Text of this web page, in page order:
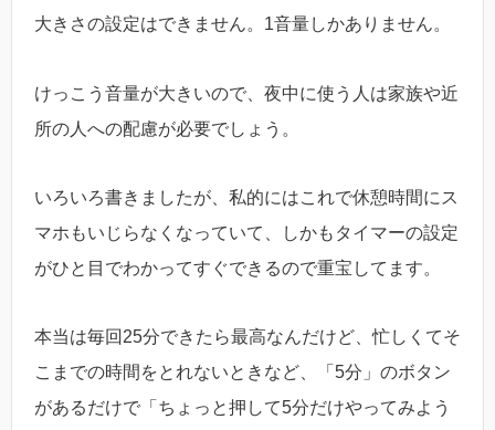
大きさの設定はできません。1音量しかありません。
けっこう音量が大きいので、夜中に使う人は家族や近
所の人への配慮が必要でしょう。
いろいろ書きましたが、私的にはこれで休憩時間にス
マホもいじらなくなっていて、しかもタイマーの設定
がひと目でわかってすぐできるので重宝してます。
本当は毎回25分できたら最高なんだけど、忙しくてそ
こまでの時間をとれないときなど、「5分」のボタン
があるだけで「ちょっと押して5分だけやってみよう